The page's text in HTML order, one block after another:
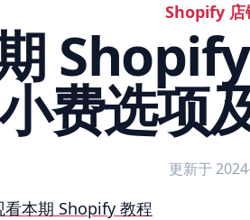
Shopify 店
费选项
更新于
页结账方式切换 开启小费选项及下单
看本期 Shopify 教程